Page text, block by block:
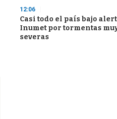
12:06
Casi todo el país bajo
Inumet por tormentas
severas